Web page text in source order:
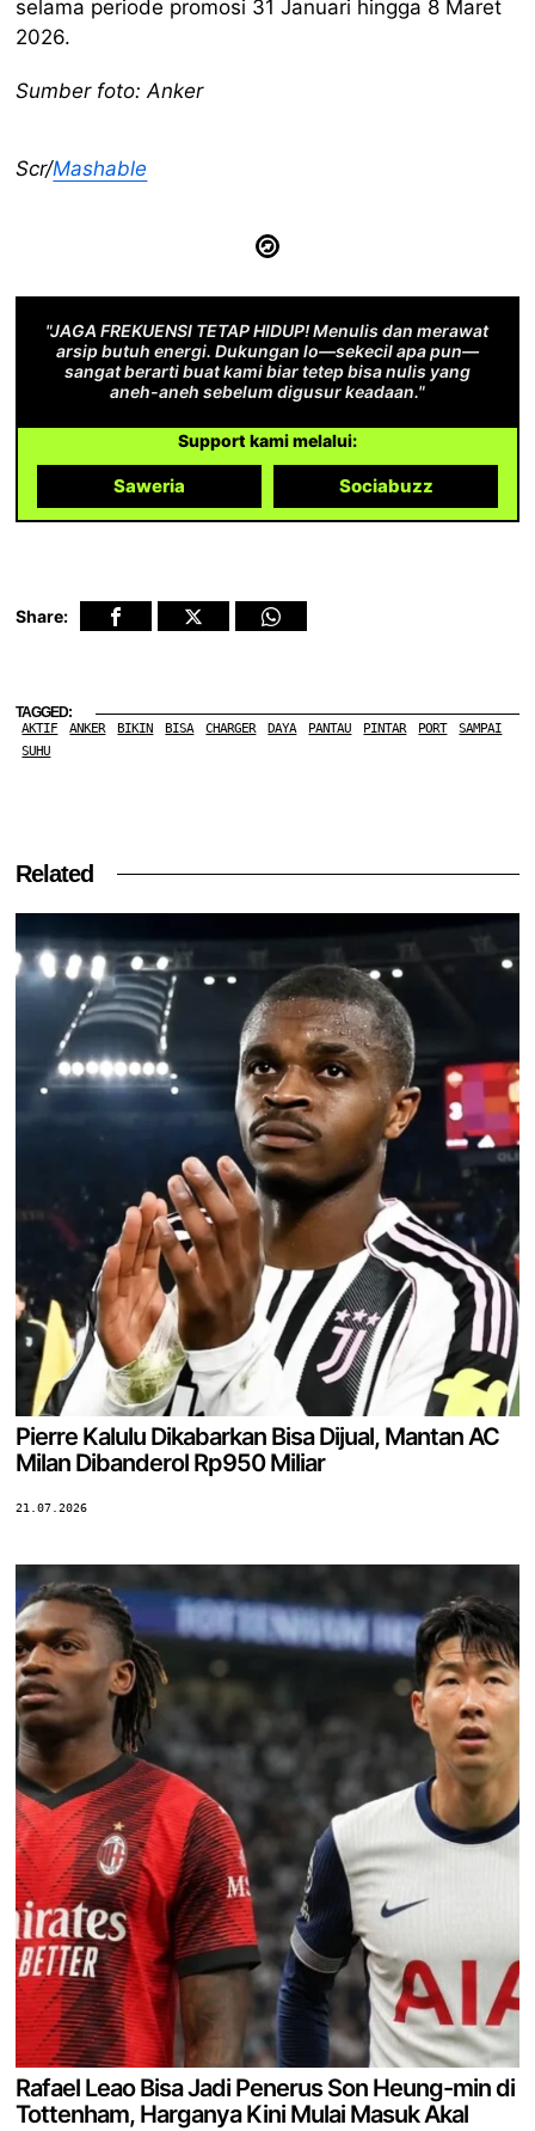
selama periode promosi 31 Januari hingga 8 Maret
2026.
Sumber foto: Anker
Scr/Mashable
"JAGA FREKUENSI TETAP HIDUP! Menulis dan merawat
arsip butuh energi. Dukungan lo—sekecil apa pun—
sangat berarti buat kami biar tetep bisa nulis yang
aneh-aneh sebelum digusur keadaan."
Support kami melalui:
Saweria Sociabuzz
Share:
TAGGED:
AKTIF ANKER BIKIN BISA CHARGER DAYA PANTAU PINTAR PORT
SAMPAI
SUHU
Related
Pierre Kalulu Dikabarkan Bisa Dijual, Mantan AC
Milan Dibanderol Rp950 Miliar
21.07.2026
Rafael Leao Bisa Jadi Penerus Son Heung-min di
Tottenham, Harganya Kini Mulai Masuk Akal